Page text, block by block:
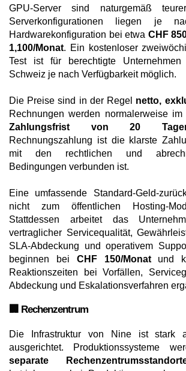
GPU-Server sind naturgemäß
Serverkonfigurationen liegen je
Hardwarekonfiguration bei etwa CHF
1,100/Monat. Ein kostenloser
Test ist für berechtigte
Schweiz je nach Verfügbarkeit möglich.
Die Preise sind in der Regel netto,
Rechnungen werden normalerweise
Zahlungsfrist von 20
Rechnungszahlung ist die klarste
mit den rechtlichen und
Bedingungen verbunden ist.
Eine umfassende Standard-Geld-
nicht zum öffentlichen Hosting-
Stattdessen arbeitet das
vertraglicher Servicequalität,
SLA-Abdeckung und operativem
beginnen bei CHF 150/Monatund
Reaktionszeiten bei Vorfällen,
Abdeckung und Eskalationsverfahren
🏢 Rechenzentrum
Die Infrastruktur von Nine ist stark
ausgerichtet. Produktionssysteme
separate